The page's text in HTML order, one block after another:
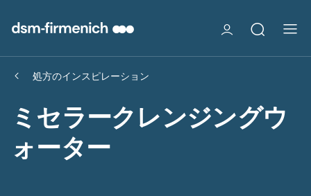
処方のインスピレーション
ミセラークレンジングウ
ォーター